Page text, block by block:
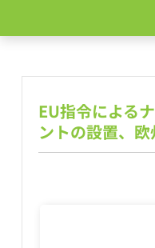
テ
EU指令による
ントの設置、